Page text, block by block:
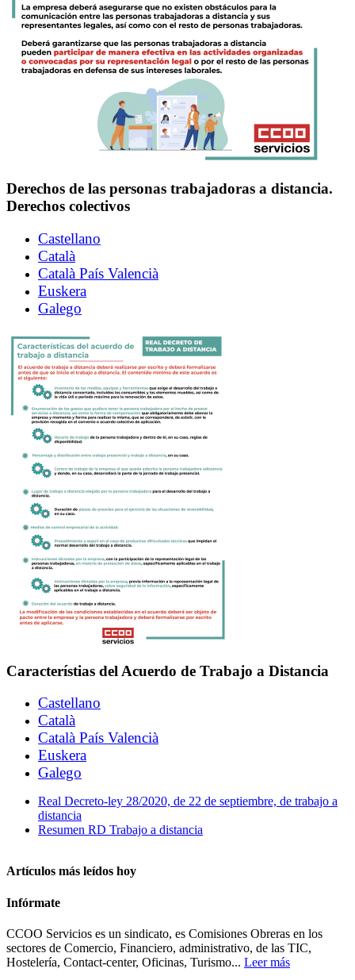
Derechos de las personas trabajadoras a distancia.
Derechos colectivos
Castellano
Català
Català País Valencià
Euskera
Galego
Característias del Acuerdo de Trabajo a Distancia
Castellano
Català
Català País Valencià
Euskera
Galego
Real Decreto-ley 28/2020, de 22 de septiembre, de trabajo a
distancia
Resumen RD Trabajo a distancia
Artículos más leídos hoy
Infórmate
CCOO Servicios es un sindicato, es Comisiones Obreras en los
sectores de Comercio, Financiero, administrativo, de las TIC,
Hostelería, Contact-center, Oficinas, Turismo... Leer más